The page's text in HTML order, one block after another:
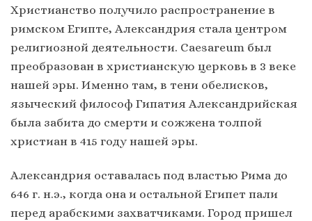
Христианство получило распространение в
римском Египте, Александрия стала центром
религиозной деятельности. Caesareum был
преобразован в христианскую церковь в 3 веке
нашей эры. Именно там, в тени обелисков,
языческий философ Гипатия Александрийская
была забита до смерти и сожжена толпой
христиан в 415 году нашей эры.
Александрия оставалась под властью Рима до
646 г. н.э., когда она и остальной Египет пали
перед арабскими захватчиками. Город пришел